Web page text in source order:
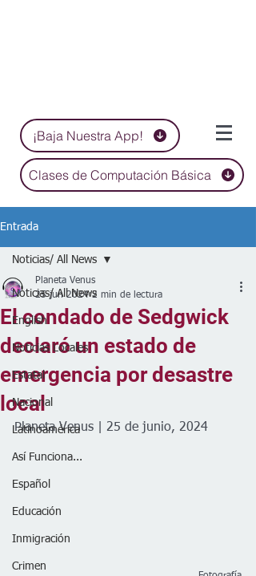
¡Baja Nuestra App!
Clases de Computación Básica
Entrada
Noticias/ All News
English
Noticias Locales
Estatal
Nacional
Latinoamérica
Así Funciona...
Español
Educación
Inmigración
Crimen
Noticias/ All News
El condado de Sedgwick
declaró un estado de
emergencia por desastre
local
Planeta Venus
25 jun 2024 2 min de lectura
Planeta Venus | 25 de junio, 2024